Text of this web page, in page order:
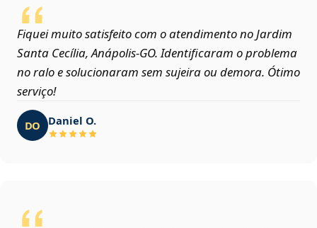
Fiquei muito satisfeito com o atendimento no Jardim
Santa Cecília, Anápolis‑GO. Identificaram o problema
no ralo e solucionaram sem sujeira ou demora. Ótimo
serviço!
DO Daniel O.